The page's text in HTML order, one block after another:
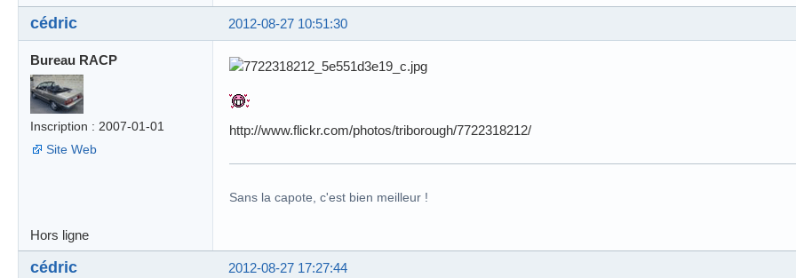
2012-08-27 10:51:30
cédric
Bureau RACP
Inscription : 2007-01-01
Site Web
http://www.flickr.com/photos/triborough/7722318212/
Sans la capote, c'est bien meilleur !
Hors ligne
2012-08-27 17:27:44
cédric